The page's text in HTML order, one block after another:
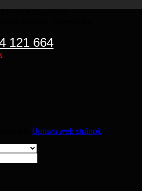
121 664
Úprava web stránok